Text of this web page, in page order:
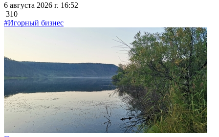
6 августа 2026 г. 16:52
310
#Игорный бизнес